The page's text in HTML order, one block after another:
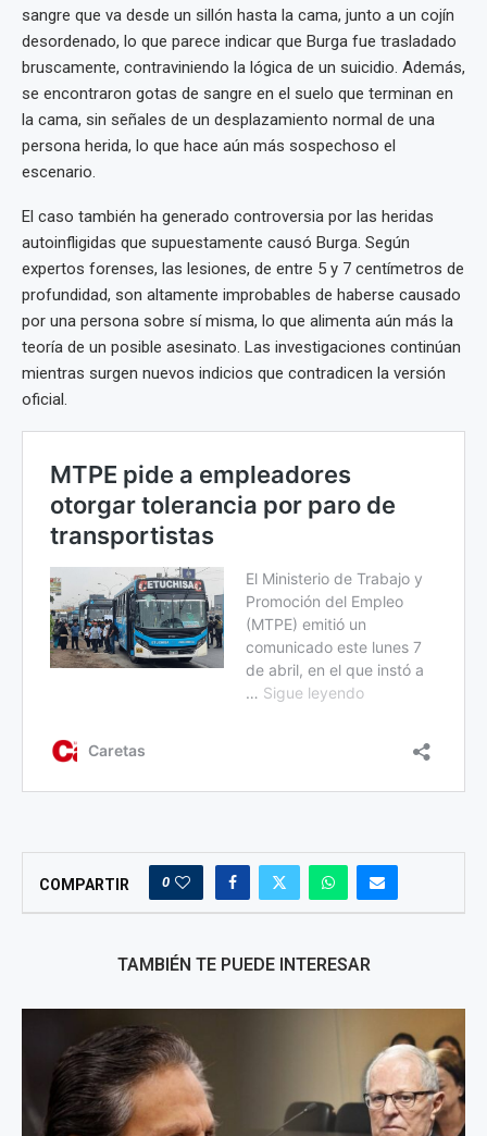
sangre que va desde un sillón hasta la cama, junto a un cojín
desordenado, lo que parece indicar que Burga fue trasladado
bruscamente, contraviniendo la lógica de un suicidio. Además,
se encontraron gotas de sangre en el suelo que terminan en
la cama, sin señales de un desplazamiento normal de una
persona herida, lo que hace aún más sospechoso el
escenario.
El caso también ha generado controversia por las heridas
autoinfligidas que supuestamente causó Burga. Según
expertos forenses, las lesiones, de entre 5 y 7 centímetros de
profundidad, son altamente improbables de haberse causado
por una persona sobre sí misma, lo que alimenta aún más la
teoría de un posible asesinato. Las investigaciones continúan
mientras surgen nuevos indicios que contradicen la versión
oficial.
COMPARTIR 0
TAMBIÉN TE PUEDE INTERESAR